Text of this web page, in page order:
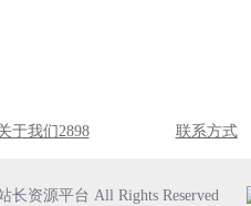
于我们2898 联系方式
长资源平台 All Rights Reserved